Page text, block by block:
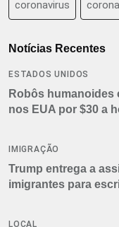
coronavirus
Notícias Recentes
ESTADOS UNIDOS
Robôs humanoides
nos EUA por $30 a
IMIGRAÇÃO
Trump entrega a
imigrantes para
LOCAL